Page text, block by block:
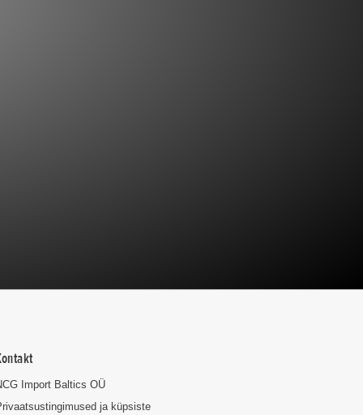
Import Baltics OÜ
ja küpsiste